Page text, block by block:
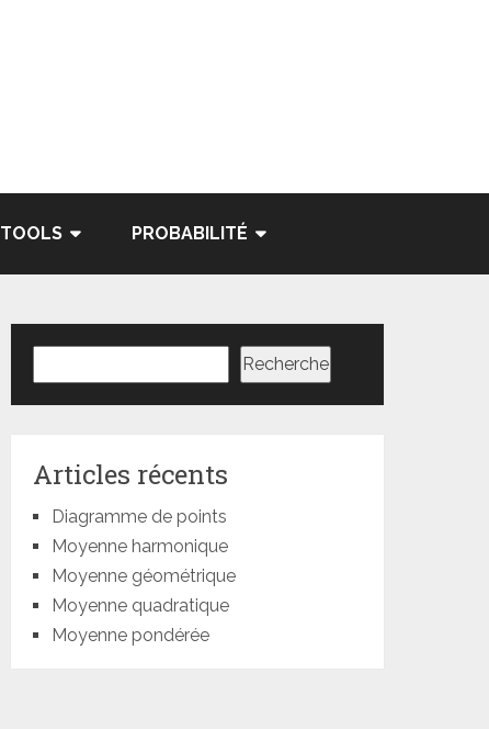
TOOLS PROBABILITÉ
Recherche
Articles récents
Diagramme de points
Moyenne harmonique
Moyenne géométrique
Moyenne quadratique
Moyenne pondérée